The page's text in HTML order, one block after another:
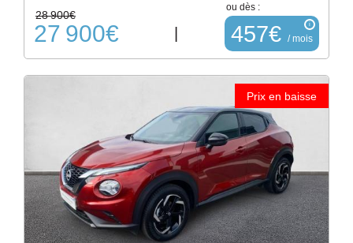
28 900€
27 900€
ou dès :
457€ / mois
i
Prix en baisse